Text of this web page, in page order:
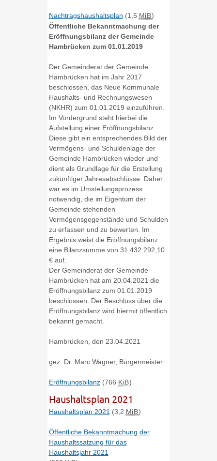
Nachtragshaushaltsplan (1,5 MiB)
Öffentliche Bekanntmachung der
Eröffnungsbilanz der Gemeinde
Hambrücken zum 01.01.2019
Der Gemeinderat der Gemeinde
Hambrücken hat im Jahr 2017
beschlossen, das Neue Kommunale
Haushalts- und Rechnungswesen
(NKHR) zum 01.01.2019 einzuführen.
Im Vordergrund steht hierbei die
Aufstellung einer Eröffnungsbilanz.
Diese gibt ein entsprechendes Bild der
Vermögens- und Schuldenlage der
Gemeinde Hambrücken wieder und
dient als Grundlage für die Erstellung
zukünftiger Jahresabschlüsse. Daher
war es im Umstellungsprozess
notwendig, die im Eigentum der
Gemeinde stehenden
Vermögensgegenstände und Schulden
zu erfassen und zu bewerten. Im
Ergebnis weist die Eröffnungsbilanz
eine Bilanzsumme von 31.432.292,10
€ auf.
Der Gemeinderat der Gemeinde
Hambrücken hat am 20.04.2021 die
Eröffnungsbilanz zum 01.01.2019
beschlossen. Der Beschluss über die
Eröffnungsbilanz wird hiermit öffentlich
bekannt gemacht.
Hambrücken, den 23.04.2021
gez. Dr. Marc Wagner, Bürgermeister
Eröffnungsbilanz(766 KiB)
Haushaltsplan 2021
Haushaltsplan 2021 (3,2 MiB)
Öffentliche Bekanntmachung der
Haushaltssatzung für das
Haushaltsjahr 2021